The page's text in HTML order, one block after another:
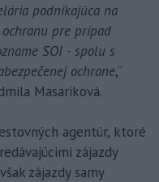
podnikajúca na
pre prípad
SOI - spolu s
ochrane,“
Masariková.
agentúr, ktoré
zájazdy
zájazdy samy